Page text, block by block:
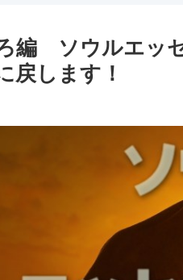
編 ソウルエッ
戻します！